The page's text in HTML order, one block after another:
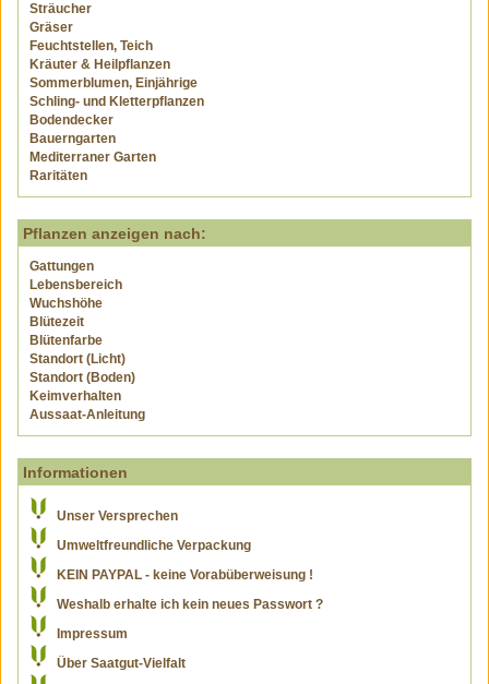
Sträucher
Gräser
Feuchtstellen, Teich
Kräuter & Heilpflanzen
Sommerblumen, Einjährige
Schling- und Kletterpflanzen
Bodendecker
Bauerngarten
Mediterraner Garten
Raritäten
Pflanzen anzeigen nach:
Gattungen
Lebensbereich
Wuchshöhe
Blütezeit
Blütenfarbe
Standort (Licht)
Standort (Boden)
Keimverhalten
Aussaat-Anleitung
Informationen
Unser Versprechen
Umweltfreundliche Verpackung
KEIN PAYPAL - keine Vorabüberweisung !
Weshalb erhalte ich kein neues Passwort ?
Impressum
Über Saatgut-Vielfalt